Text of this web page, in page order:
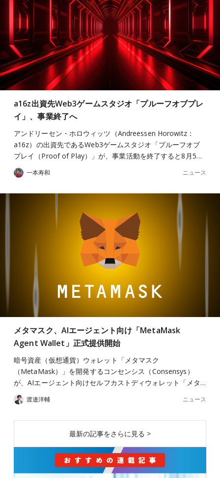
a16z出資先Web3ゲームスタジオ「プルーフオブプレ
イ」、事業終了へ
アンドリーセン・ホロウィッツ（Andreessen Horowitz：
a16z）の出資先であるWeb3ゲームスタジオ「プルーフオブ
プレイ（Proof of Play）」が、事業活動を終了すると8月5…
一本寿和 ニュース
メタマスク、AIエージェント向け「MetaMask
Agent Wallet」正式提供開始
暗号資産（仮想通貨）ウォレット「メタマスク
（MetaMask）」を開発するコンセンシス（Consensys）
が、AIエージェント向けセルフカストディウォレット「メタ…
渡邉洋輔 ニュース
最新の記事をさらに見る >